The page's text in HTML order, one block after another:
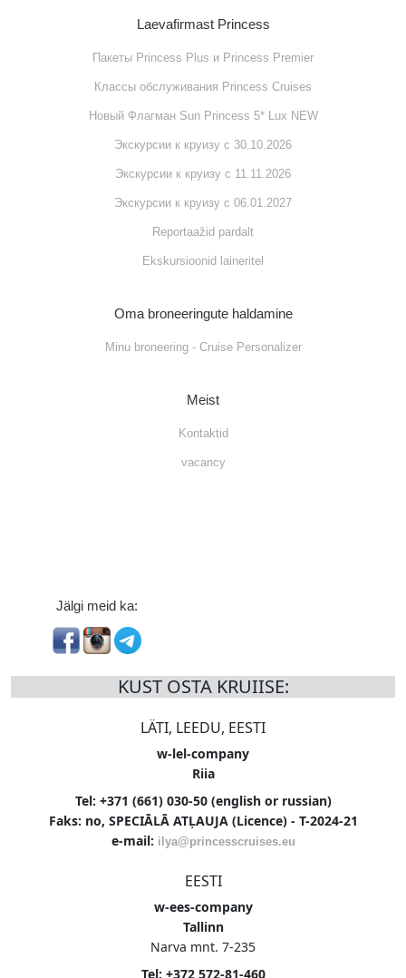
Laevafirmast Princess
Пакеты Princess Plus и Princess Premier
Классы обслуживания Princess Cruises
Новый Флагман Sun Princess 5* Lux NEW
Экскурсии к круизу с 30.10.2026
Экскурсии к круизу с 11.11.2026
Экскурсии к круизу с 06.01.2027
Reportaažid pardalt
Ekskursioonid laineritel
Oma broneeringute haldamine
Minu broneering - Cruise Personalizer
Meist
Kontaktid
vacancy
Jälgi meid ka:
KUST OSTA KRUIISE:
LÄTI, LEEDU, EESTI
w-lel-company
Riia
Tel: +371 (661) 030-50 (english or russian)
Faks: no, SPECIĀLĀ ATĻAUJA (Licence) - T-2024-21
e-mail: ilya@princesscruises.eu
EESTI
w-ees-company
Tallinn
Narva mnt. 7-235
Tel: +372 572-81-460